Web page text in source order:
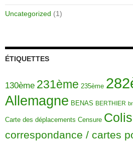
Uncategorized (1)
ÉTIQUETTES
130ème 231ème 235ème
Allemagne BENAS BERTHIER
Carte des déplacements Censure Colis
correspondance / cartes